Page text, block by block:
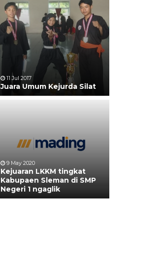
11 Jul 2017
Juara Umum Kejurda Silat
9 May 2020
Kejuaran LKKM tingkat
Kabupaen Sleman di SMP
Negeri 1 ngaglik